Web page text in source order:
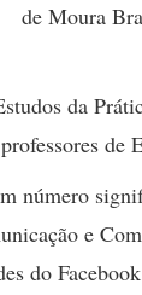
de Moura
da
de
número
e
do